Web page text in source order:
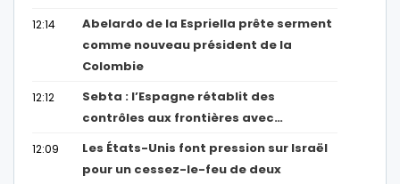
12:14
Abelardo de la Espriella prête serment
comme nouveau président de la
Colombie
12:12
Sebta : l’Espagne rétablit des
contrôles aux frontières avec…
12:09
Les États-Unis font pression sur Israël
pour un cessez-le-feu de deux